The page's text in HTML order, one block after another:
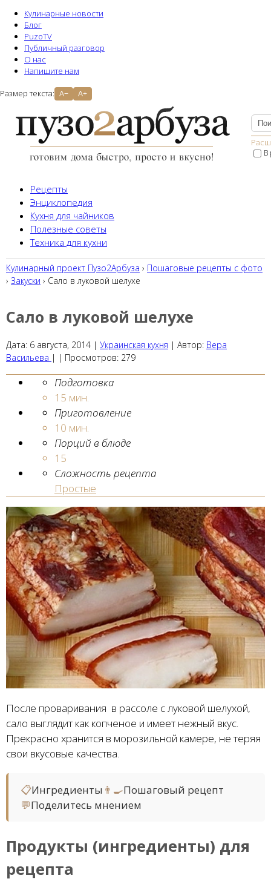
Кулинарные новости
Блог
PuzoTV
Публичный разговор
О нас
Напишите нам
Размер текста: A− A+
В
Рецепты
Энциклопедия
Кухня для чайников
Полезные советы
Техника для кухни
Кулинарный проект Пузо2Aрбуза › Пошаговые рецепты с фото
› Закуски › Сало в луковой шелухе
Сало в луковой шелухе
Дата: 6 августа, 2014 | Украинская кухня | Автор: Вера
Васильева | | Просмотров: 279
Подготовка
15 мин.
Приготовление
10 мин.
Порций в блюде
15
Сложность рецепта
Простые
После проваривания в рассоле с луковой шелухой,
сало выглядит как копченое и имеет нежный вкус.
Прекрасно хранится в морозильной камере, не теряя
свои вкусовые качества.
📋Ингредиенты 👨‍🍳Пошаговый рецепт
💬Поделитесь мнением
Продукты (ингредиенты) для
рецепта